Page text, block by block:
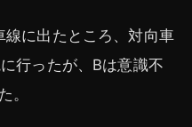
に出たところ、対向車
行ったが、Bは意識不
。